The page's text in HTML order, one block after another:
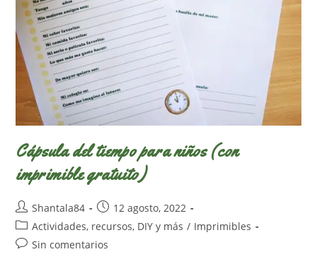
Aula
(reedición
2023)
Cápsula del tiempo para niños (con
imprimible gratuito)
Autor
de
la
entrada:
Shantala84
Publicación
de
entrada:
12 agosto, 2022
Categoría
de
Actividades, recursos, DIY y más / Imprimibles
Comentarios
Sin comentarios